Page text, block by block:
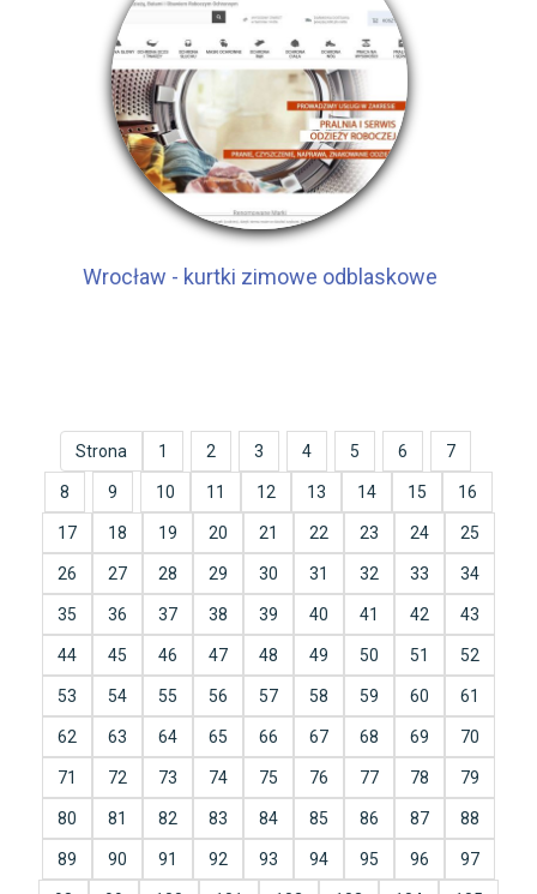
Wrocław - kurtki zimowe odblaskowe
Strona 1 2 3 4 5 6 7
8 9 10 11 12 13 14 15 16
17 18 19 20 21 22 23 24 25
26 27 28 29 30 31 32 33 34
35 36 37 38 39 40 41 42 43
44 45 46 47 48 49 50 51 52
53 54 55 56 57 58 59 60 61
62 63 64 65 66 67 68 69 70
71 72 73 74 75 76 77 78 79
80 81 82 83 84 85 86 87 88
89 90 91 92 93 94 95 96 97